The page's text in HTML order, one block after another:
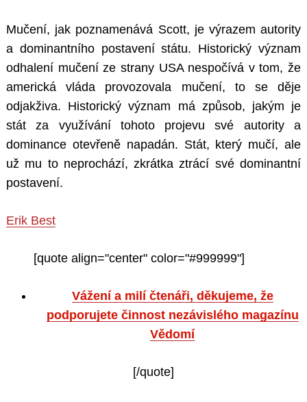
Mučení, jak poznamenává Scott, je výrazem autority
a dominantního postavení státu. Historický význam
odhalení mučení ze strany USA nespočívá v tom, že
americká vláda provozovala mučení, to se děje
odjakživa. Historický význam má způsob, jakým je
stát za využívání tohoto projevu své autority a
dominance otevřeně napadán. Stát, který mučí, ale
už mu to neprochází, zkrátka ztrácí své dominantní
postavení.
Erik Best
[quote align="center" color="#999999"]
Vážení a milí čtenáři, děkujeme, že
podporujete činnost nezávislého magazínu
Vědomí
[/quote]